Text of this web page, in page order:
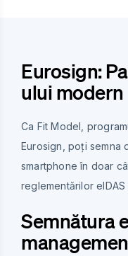
Eurosign:
ului modern
Ca Fit Model,
Eurosign, poți semna
smartphone în doar
reglementărilor
Semnătura